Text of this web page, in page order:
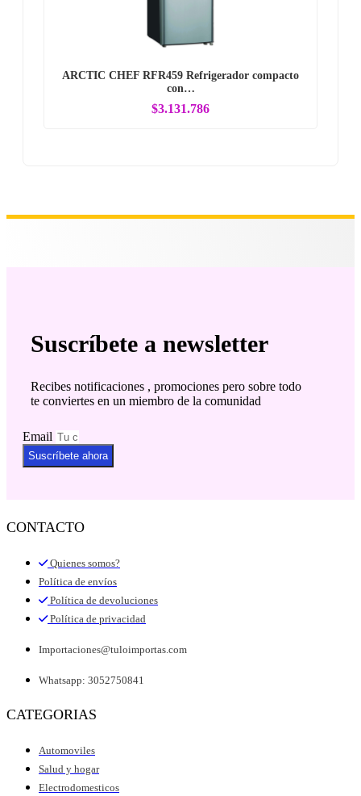
ARCTIC CHEF RFR459 Refrigerador compacto
con…
$3.131.786
Suscríbete a newsletter
Recibes notificaciones , promociones pero sobre todo
te conviertes en un miembro de la comunidad
Email
Suscríbete ahora
CONTACTO
Quienes somos?
Política de envíos
Política de devoluciones
Política de privacidad
Importaciones@tuloimportas.com
Whatsapp: 3052750841
CATEGORIAS
Automoviles
Salud y hogar
Electrodomesticos